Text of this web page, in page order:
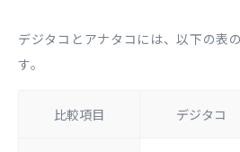
デジタコとアナタコには、以下の表
す。
比較項目 ​デジタコ